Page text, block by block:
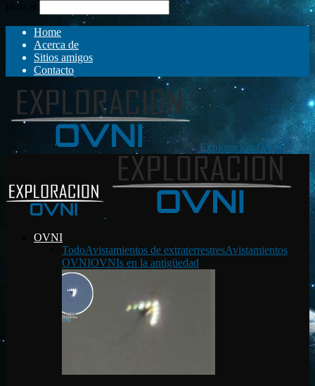
Buscar
Home
Acerca de
Sitios amigos
Contacto
Exploración OVNI
OVNI
TodoAvistamientos de extraterrestresAvistamientos
OVNIOVNIs en la antigüedad